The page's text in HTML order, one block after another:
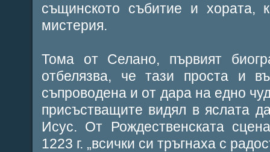
същинското събитие и хората,
мистерия.
Тома от Селано, първият
отбелязва, че тази проста и
съпроводена и от дара на едно
присъстващите видял в яслата
Исус. От Рождественската
1223 г. „всички си тръгнаха с